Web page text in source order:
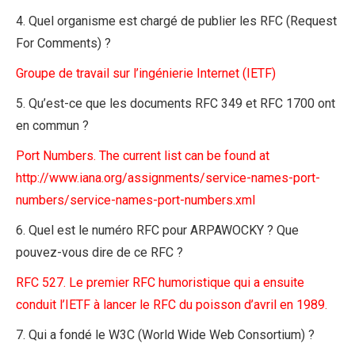
4. Quel organisme est chargé de publier les RFC (Request
For Comments) ?
Groupe de travail sur l’ingénierie Internet (IETF)
5. Qu’est-ce que les documents RFC 349 et RFC 1700 ont
en commun ?
Port Numbers. The current list can be found at
http://www.iana.org/assignments/service-names-port-
numbers/service-names-port-numbers.xml
6. Quel est le numéro RFC pour ARPAWOCKY ? Que
pouvez-vous dire de ce RFC ?
RFC 527. Le premier RFC humoristique qui a ensuite
conduit l’IETF à lancer le RFC du poisson d’avril en 1989.
7. Qui a fondé le W3C (World Wide Web Consortium) ?